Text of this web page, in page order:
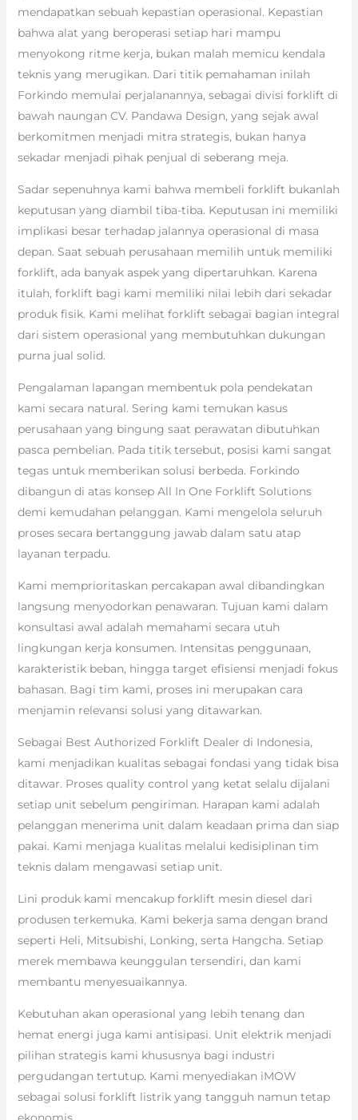
mendapatkan sebuah kepastian operasional. Kepastian
bahwa alat yang beroperasi setiap hari mampu
menyokong ritme kerja, bukan malah memicu kendala
teknis yang merugikan. Dari titik pemahaman inilah
Forkindo memulai perjalanannya, sebagai divisi forklift di
bawah naungan CV. Pandawa Design, yang sejak awal
berkomitmen menjadi mitra strategis, bukan hanya
sekadar menjadi pihak penjual di seberang meja.
Sadar sepenuhnya kami bahwa membeli forklift bukanlah
keputusan yang diambil tiba-tiba. Keputusan ini memiliki
implikasi besar terhadap jalannya operasional di masa
depan. Saat sebuah perusahaan memilih untuk memiliki
forklift, ada banyak aspek yang dipertaruhkan. Karena
itulah, forklift bagi kami memiliki nilai lebih dari sekadar
produk fisik. Kami melihat forklift sebagai bagian integral
dari sistem operasional yang membutuhkan dukungan
purna jual solid.
Pengalaman lapangan membentuk pola pendekatan
kami secara natural. Sering kami temukan kasus
perusahaan yang bingung saat perawatan dibutuhkan
pasca pembelian. Pada titik tersebut, posisi kami sangat
tegas untuk memberikan solusi berbeda. Forkindo
dibangun di atas konsep All In One Forklift Solutions
demi kemudahan pelanggan. Kami mengelola seluruh
proses secara bertanggung jawab dalam satu atap
layanan terpadu.
Kami memprioritaskan percakapan awal dibandingkan
langsung menyodorkan penawaran. Tujuan kami dalam
konsultasi awal adalah memahami secara utuh
lingkungan kerja konsumen. Intensitas penggunaan,
karakteristik beban, hingga target efisiensi menjadi fokus
bahasan. Bagi tim kami, proses ini merupakan cara
menjamin relevansi solusi yang ditawarkan.
Sebagai Best Authorized Forklift Dealer di Indonesia,
kami menjadikan kualitas sebagai fondasi yang tidak bisa
ditawar. Proses quality control yang ketat selalu dijalani
setiap unit sebelum pengiriman. Harapan kami adalah
pelanggan menerima unit dalam keadaan prima dan siap
pakai. Kami menjaga kualitas melalui kedisiplinan tim
teknis dalam mengawasi setiap unit.
Lini produk kami mencakup forklift mesin diesel dari
produsen terkemuka. Kami bekerja sama dengan brand
seperti Heli, Mitsubishi, Lonking, serta Hangcha. Setiap
merek membawa keunggulan tersendiri, dan kami
membantu menyesuaikannya.
Kebutuhan akan operasional yang lebih tenang dan
hemat energi juga kami antisipasi. Unit elektrik menjadi
pilihan strategis kami khususnya bagi industri
pergudangan tertutup. Kami menyediakan iMOW
sebagai solusi forklift listrik yang tangguh namun tetap